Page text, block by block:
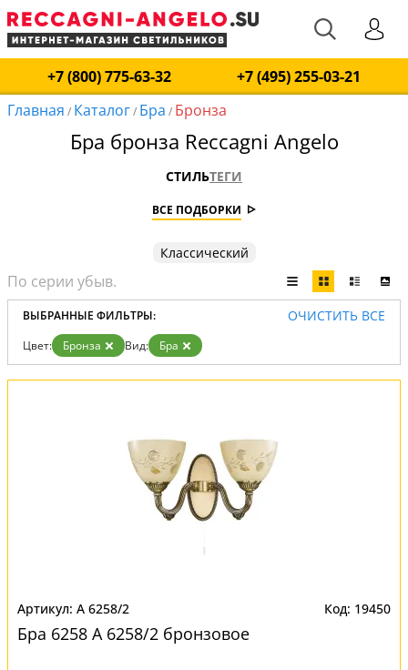
+7 (800) 775-63-32
+7 (495) 255-03-21
Главная / Каталог/ Бра / Бронза
Бра бронза Reccagni Angelo
СТИЛЬТЕГИ
ВСЕ ПОДБОРКИ
Классический
ВЫБРАННЫЕ ФИЛЬТРЫ: ОЧИСТИТЬ ВСЕ
Цвет: Бронза Вид: Бра
A 6258/2 19450
Бра 6258 A 6258/2 бронзовое